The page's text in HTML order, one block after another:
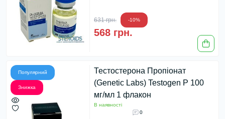
631 грн. -10%
568 грн.
Популярний
Знижка
Тестостерона Пропіонат
(Genetic Labs) Testogen P 100
мг/мл 1 флакон
В наявності
0